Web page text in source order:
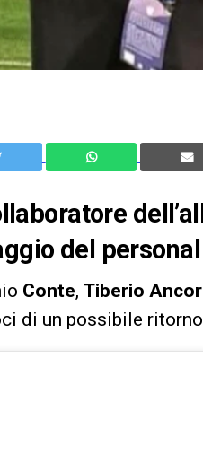
del
Conte, Tiberio
di un possibile